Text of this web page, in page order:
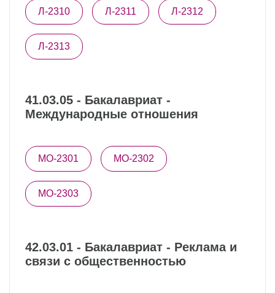
Л-2310 Л-2311 Л-2312
Л-2313
41.03.05 - Бакалавриат -
Международные отношения
МО-2301 МО-2302
МО-2303
42.03.01 - Бакалавриат - Реклама и
связи с общественностью